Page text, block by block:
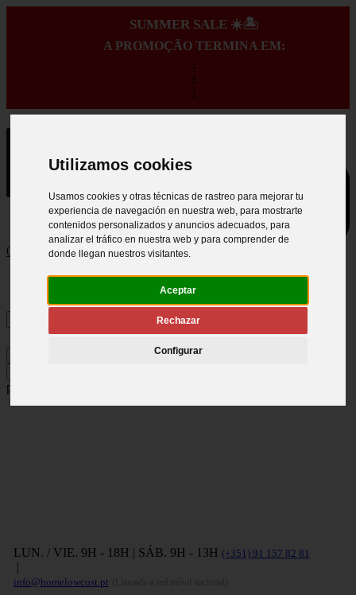
Utilizamos cookies
Usamos cookies y otras técnicas de rastreo para mejorar tu
experiencia de navegación en nuestra web, para mostrarte
contenidos personalizados y anuncios adecuados, para
analizar el tráfico en nuestra web y para comprender de
donde llegan nuestros visitantes.
Aceptar
Rechazar
Configurar
SUMMER SALE ☀️🏝️
A PROMOÇÃO TERMINA EM:
:
:
:
0
para cerrar.
LUN. / VIE. 9H - 18H | SÁB. 9H - 13H (+351) 91 157 82 81
|
info@homelowcost.pt